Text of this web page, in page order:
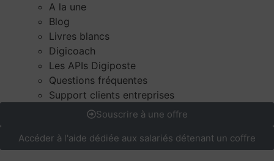
A la une
Blog
Livres blancs
Digicoach
Les APIs Digiposte
Questions fréquentes
Support clients entreprises
Souscrire à une offre
Accéder à l'aide dédiée aux salariés détenant un coffre